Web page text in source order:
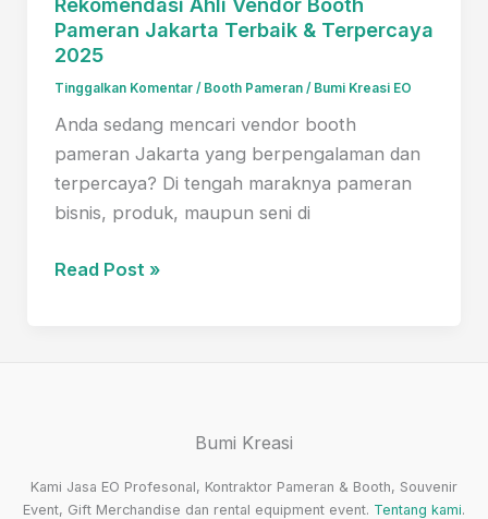
Sukses
Pameran
yang
Tidak
Banyak
Orang
Tahu:!
Pameran Jakarta Terbaik & Terpercaya
2025
Tinggalkan Komentar / Booth Pameran/ Bumi Kreasi EO
Anda sedang mencari vendor booth
pameran Jakarta yang berpengalaman dan
terpercaya? Di tengah maraknya pameran
bisnis, produk, maupun seni di
Rekomendasi
Terpercaya
Read Post »
Bumi Kreasi
Kami Jasa EO Profesonal, Kontraktor Pameran & Booth, Souvenir
Event, Gift Merchandise dan rental equipment event. Tentang kami.